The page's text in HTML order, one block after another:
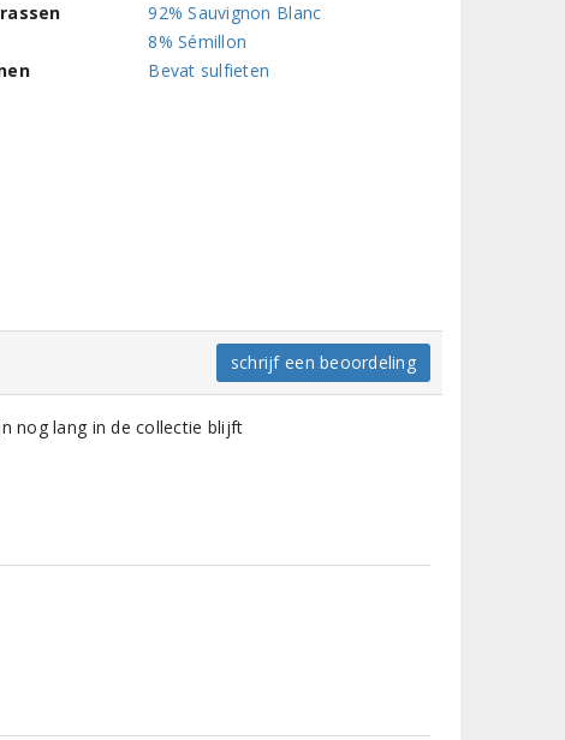
92% Sauvignon Blanc
8% Sémillon
Bevat sulfieten
schrijf een beoordeling
nog lang in de collectie blijft